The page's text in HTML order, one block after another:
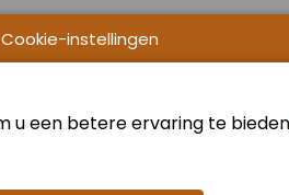
VOLGENDE
Cookie-instellingen
u een betere ervaring te